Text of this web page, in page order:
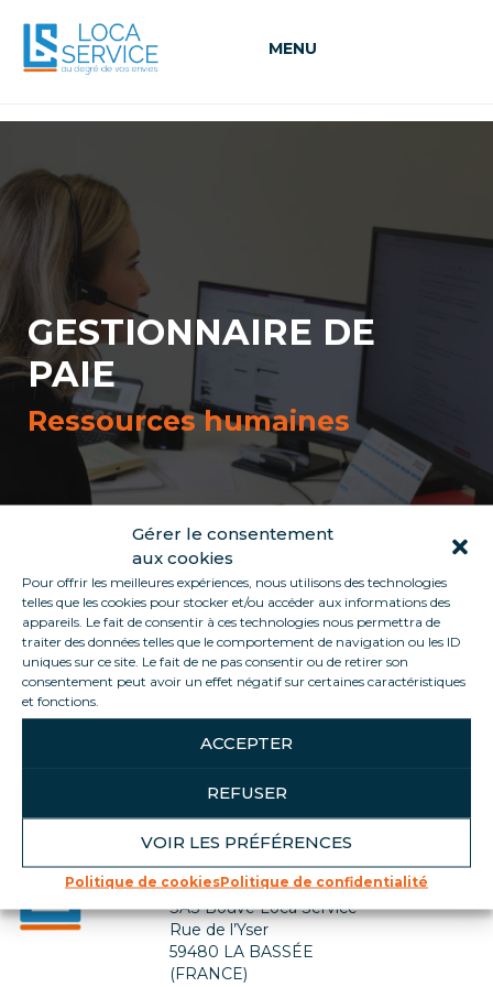
Gérer le consentement
aux cookies
Pour offrir les meilleures expériences, nous utilisons des technologies
telles que les cookies pour stocker et/ou accéder aux informations des
appareils. Le fait de consentir à ces technologies nous permettra de
traiter des données telles que le comportement de navigation ou les ID
uniques sur ce site. Le fait de ne pas consentir ou de retirer son
consentement peut avoir un effet négatif sur certaines caractéristiques
et fonctions.
ACCEPTER
REFUSER
VOIR LES PRÉFÉRENCES
Politique de cookiesPolitique de confidentialité
MENU
GESTIONNAIRE DE
PAIE
Ressources humaines
Retour à la liste des métiers
Contactez-nous
SIÈGE SOCIAL
SAS Bouve Loca Service
Rue de l’Yser
59480 LA BASSÉE
(FRANCE)